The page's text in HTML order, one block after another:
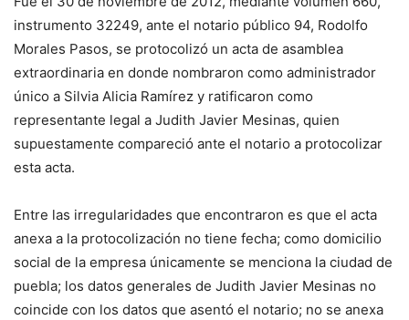
instrumento 32249, ante el notario público 94, Rodolfo
Morales Pasos, se protocolizó un acta de asamblea
extraordinaria en donde nombraron como administrador
único a Silvia Alicia Ramírez y ratificaron como
representante legal a Judith Javier Mesinas, quien
supuestamente compareció ante el notario a protocolizar
esta acta.
Entre las irregularidades que encontraron es que el acta
anexa a la protocolización no tiene fecha; como domicilio
social de la empresa únicamente se menciona la ciudad de
puebla; los datos generales de Judith Javier Mesinas no
coincide con los datos que asentó el notario; no se anexa